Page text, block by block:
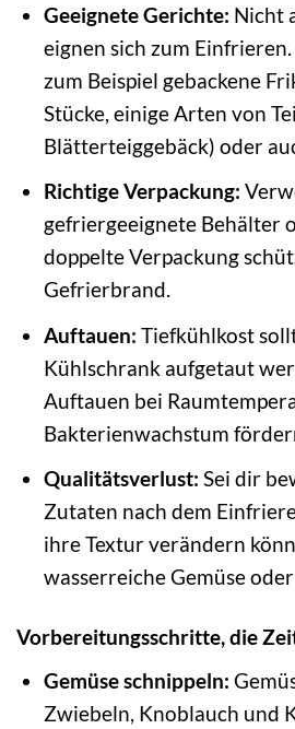
Geeignete Gerichte: Nicht
eignen sich zum
zum Beispiel gebackene
Stücke, einige Arten von
Blätterteiggebäck) oder
Richtige Verpackung:
gefriergeeignete Behälter
doppelte Verpackung
Gefrierbrand.
Auftauen: Tiefkühlkost
Kühlschrank aufgetaut
Auftauen bei
Bakterienwachstum
Qualitätsverlust: Sei dir
Zutaten nach dem
ihre Textur verändern
wasserreiche Gemüse
Vorbereitungsschritte, die
Gemüse schnippeln:
Zwiebeln, Knoblauch und